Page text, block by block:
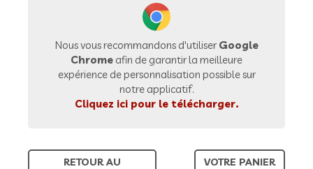
Nous vous recommandons d'utiliserGoogle
Chrome afin de garantir la meilleure
expérience de personnalisation possible sur
notre applicatif.
Cliquez ici pour le télécharger.
RETOUR AU
VOTRE PANIER